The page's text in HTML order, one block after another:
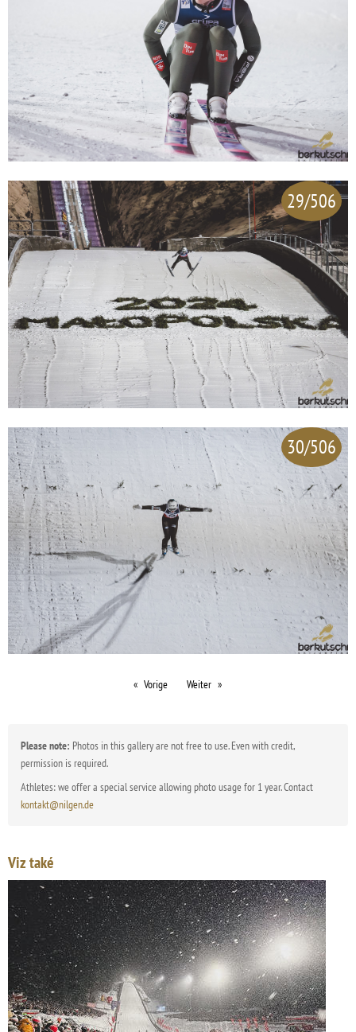
29/506
30/506
Vorige Weiter
Please note: Photos in this gallery are not free to use. Even with credit,
permission is required.
Athletes: we offer a special service allowing photo usage for 1 year. Contact
kontakt@nilgen.de
Viz také